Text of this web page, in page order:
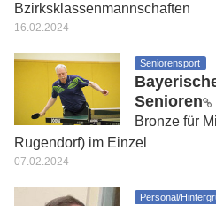
Bzirksklassenmannschaften
16.02.2024
Seniorensport
Senioren
Bronze für
Rugendorf) im Einzel
07.02.2024
Personal/